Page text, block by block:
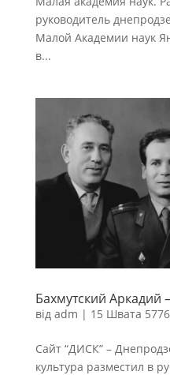
руководитель
Малой Академии наук
в...
Бахмутский Аркадий
від adm | 15 Швата
Сайт “ДИСК” –
культура разместил в